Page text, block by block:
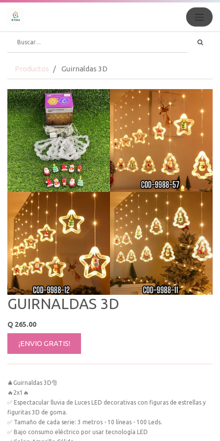
Productos Guirnaldas 3D
GUIRNALDAS 3D
Q 265.00
¡ENVIO GRATIS!
🎄Guirnaldas 3D🎅
🔥2x1🔥
✅ Espectacular lluvia de Luces LED decorativas con figuras de estrellas y
figuritas 3D de goma.
✅ Tamaño de cada serie: 3 metros - 10 líneas - 100 Leds.
✅ Bajo consumo eléctrico por usar tecnología LED